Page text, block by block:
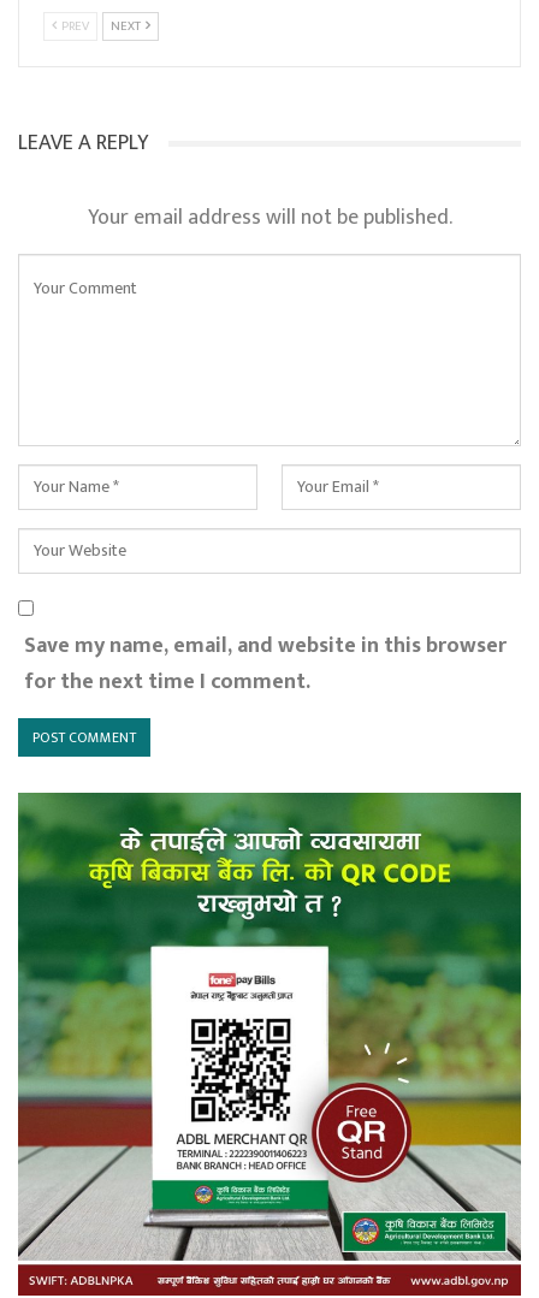
PREV NEXT
LEAVE A REPLY
Your email address will not be published.
Save my name, email, and website in this browser
for the next time I comment.